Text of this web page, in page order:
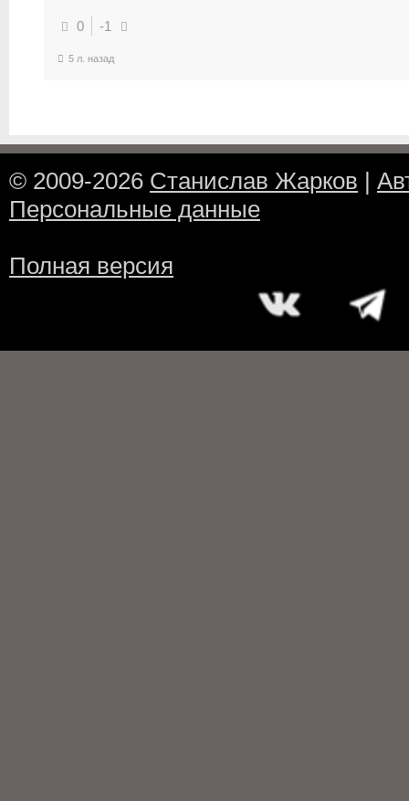
0 -1
5 л. назад
© 2009-2026 Станислав Жарков |
Персональные данные
Полная версия